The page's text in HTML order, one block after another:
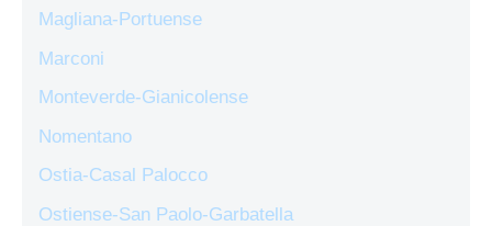
Magliana-Portuense
Marconi
Monteverde-Gianicolense
Nomentano
Ostia-Casal Palocco
Ostiense-San Paolo-Garbatella